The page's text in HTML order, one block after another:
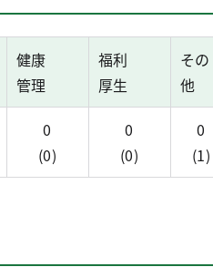
健康
管理
福利
厚生
その
他
0
(0)
0
(0)
0
(1)